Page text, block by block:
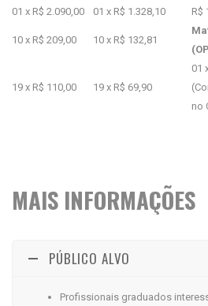
01 x R$ 2.090,00 01 x R$ 1.328,10 R$
10 x R$ 209,00 10 x R$ 132,81
19 x R$ 110,00 19 x R$ 69,90
01
no
MAIS INFORMAÇÕES
PÚBLICO ALVO
Profissionais graduados